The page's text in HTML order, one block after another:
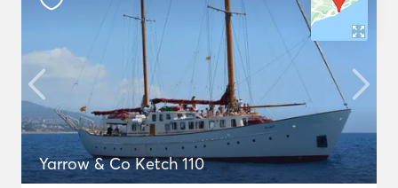
Yarrow & Co Ketch 110